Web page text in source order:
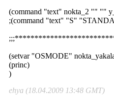
(command "text" nokta_2 "" ""
;(command "text" "S"
(setvar "OSMODE"
(princ)
)
ehya (18.04.2009 13:48 GMT)